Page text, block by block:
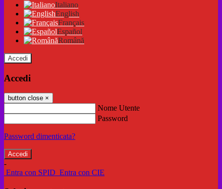
Italiano
English
Français
Español
Română
Accedi
Accedi
button close ×
Nome Utente
Password
Password dimenticata?
-
Entra con SPID Entra con CIE